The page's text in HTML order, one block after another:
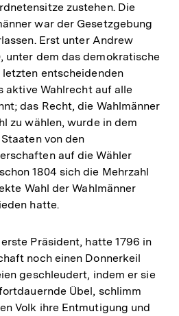
zustehen. Die
war der Gesetzgebung
Erst unter Andrew
unter dem das demokratische
entscheidenden
aktive Wahlrecht auf alle
das Recht, die Wahlmänner
zu wählen, wurde in dem
von den
auf die Wähler
1804 sich die Mehrzahl
Wahl der Wahlmänner
hatte.
Präsident, hatte 1796 in
noch einen Donnerkeil
geschleudert, indem er sie
Übel, schlimm
Volk ihre Entmutigung und